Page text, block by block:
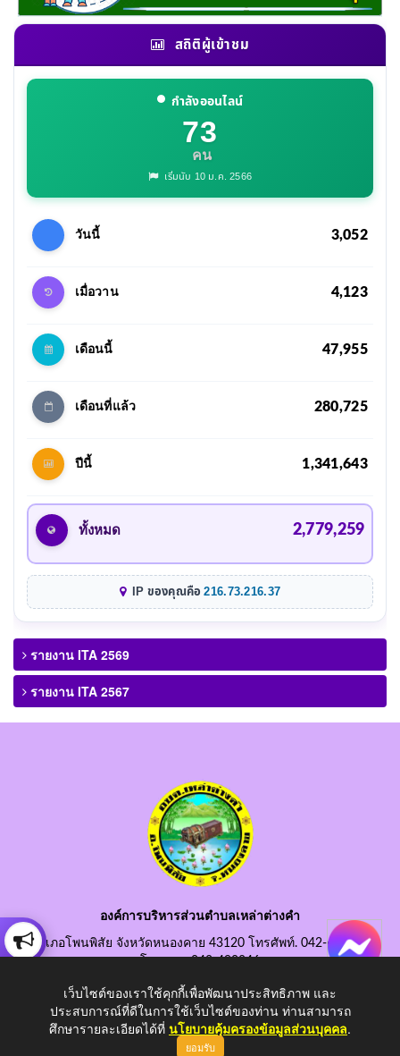
สถิติผู้เข้าชม
กำลังออนไลน์
73
คน
เริ่มนับ 10 ม.ค. 2566
วันนี้ 3,052
เมื่อวาน 4,123
เดือนนี้ 47,955
เดือนที่แล้ว 280,725
ปีนี้ 1,341,643
ทั้งหมด 2,779,259
IP ของคุณคือ216.73.216.37
รายงาน ITA 2569
รายงาน ITA 2567
องค์การบริหารส่วนตำบลเหล่าต่างคำ
อำเภอโพนพิสัย จังหวัดหนองคาย 43120 โทรศัพท์. 042-490845
โทรสาร. 042-490846
อีเมลกลาง. saraban@laotangkham.go.th
เว็บไซต์ของเราใช้คุกกี้เพื่อพัฒนาประสิทธิภาพ และ
ประสบการณ์ที่ดีในการใช้เว็บไซต์ของท่าน ท่านสามารถ
ศึกษารายละเอียดได้ที่ นโยบายคุ้มครองข้อมูลส่วนบุคคล.
ยอมรับ